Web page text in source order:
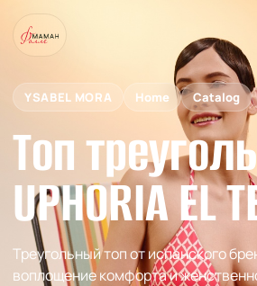
YSABEL MORA Home Catalog
Топ
UPHORIA EL
Треугольный топ от испанского
воплощение комфорта и